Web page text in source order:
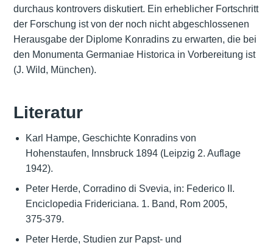
durchaus kontrovers diskutiert. Ein erheblicher Fortschritt
der Forschung ist von der noch nicht abgeschlossenen
Herausgabe der Diplome Konradins zu erwarten, die bei
den Monumenta Germaniae Historica in Vorbereitung ist
(J. Wild, München).
Literatur
Karl Hampe, Geschichte Konradins von
Hohenstaufen, Innsbruck 1894 (Leipzig 2. Auflage
1942).
Peter Herde, Corradino di Svevia, in: Federico II.
Enciclopedia Fridericiana. 1. Band, Rom 2005,
375-379.
Peter Herde, Studien zur Papst- und